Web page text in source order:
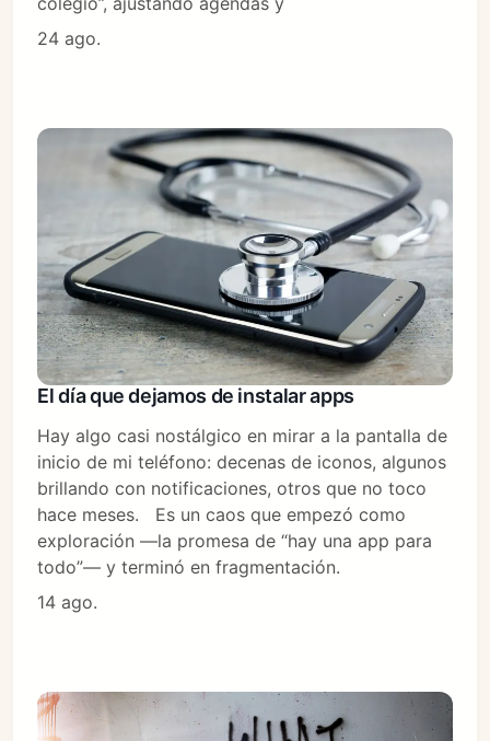
24 ago.
El día que dejamos de instalar apps
Hay algo casi nostálgico en mirar a la pantalla de
inicio de mi teléfono: decenas de iconos, algunos
brillando con notificaciones, otros que no toco
hace meses. Es un caos que empezó como
exploración —la promesa de “hay una app para
todo”— y terminó en fragmentación.
14 ago.